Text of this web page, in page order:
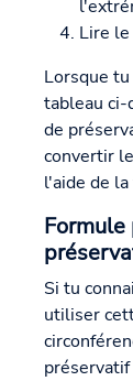
Lire
Lorsque
tableau
de
convertir
l'aide de
Si tu
utiliser
préservatif